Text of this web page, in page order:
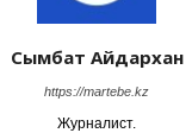
Сымбат Айдархан
https://martebe.kz
Журналист.